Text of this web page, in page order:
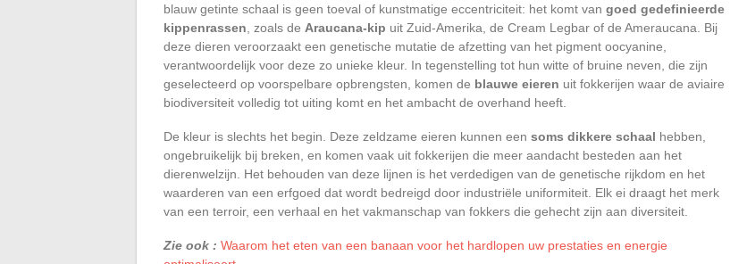
blauw getinte schaal is geen toeval of kunstmatige eccentriciteit: het komt van goed gedefinieerde
kippenrassen , zoals de Araucana-kip uit Zuid-Amerika, de Cream Legbar of de Ameraucana. Bij
deze dieren veroorzaakt een genetische mutatie de afzetting van het pigment oocyanine,
verantwoordelijk voor deze zo unieke kleur. In tegenstelling tot hun witte of bruine neven, die zijn
geselecteerd op voorspelbare opbrengsten, komen de blauwe eieren uit fokkerijen waar de aviaire
biodiversiteit volledig tot uiting komt en het ambacht de overhand heeft.
De kleur is slechts het begin. Deze zeldzame eieren kunnen een soms dikkere schaal hebben,
ongebruikelijk bij breken, en komen vaak uit fokkerijen die meer aandacht besteden aan het
dierenwelzijn. Het behouden van deze lijnen is het verdedigen van de genetische rijkdom en het
waarderen van een erfgoed dat wordt bedreigd door industriële uniformiteit. Elk ei draagt het merk
van een terroir, een verhaal en het vakmanschap van fokkers die gehecht zijn aan diversiteit.
Zie ook : Waarom het eten van een banaan voor het hardlopen uw prestaties en energie